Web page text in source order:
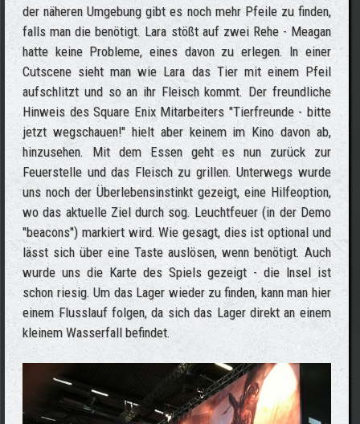
der näheren Umgebung gibt es noch mehr Pfeile zu finden,
falls man die benötigt. Lara stößt auf zwei Rehe - Meagan
hatte keine Probleme, eines davon zu erlegen. In einer
Cutscene sieht man wie Lara das Tier mit einem Pfeil
aufschlitzt und so an ihr Fleisch kommt. Der freundliche
Hinweis des Square Enix Mitarbeiters "Tierfreunde - bitte
jetzt wegschauen!" hielt aber keinem im Kino davon ab,
hinzusehen. Mit dem Essen geht es nun zurück zur
Feuerstelle und das Fleisch zu grillen. Unterwegs wurde
uns noch der Überlebensinstinkt gezeigt, eine Hilfeoption,
wo das aktuelle Ziel durch sog. Leuchtfeuer (in der Demo
"beacons") markiert wird. Wie gesagt, dies ist optional und
lässt sich über eine Taste auslösen, wenn benötigt. Auch
wurde uns die Karte des Spiels gezeigt - die Insel ist
schon riesig. Um das Lager wieder zu finden, kann man hier
einem Flusslauf folgen, da sich das Lager direkt an einem
kleinem Wasserfall befindet.